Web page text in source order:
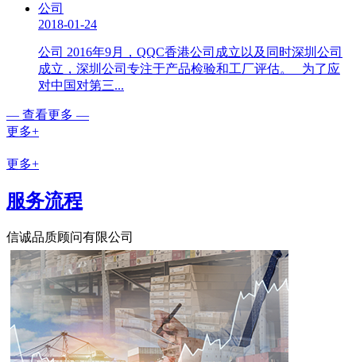
公司
2018-01-24
公司 2016年9月，QQC香港公司成立以及同时深圳公司
成立，深圳公司专注于产品检验和工厂评估。 为了应
对中国对第三...
— 查看更多 —
更多+
更多+
服务流程
信诚品质顾问有限公司